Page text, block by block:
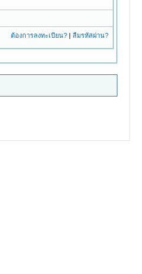
ต้องการลงทะเบียน?| ลืมรหัสผ่าน?